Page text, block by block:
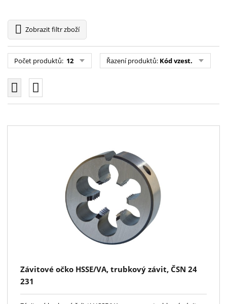
Zobrazitfiltr zboží
Počet produktů: 12 Řazení produktů: Kód vzest.
Závitové očko HSSE/VA, trubkový závit, ČSN 24
231